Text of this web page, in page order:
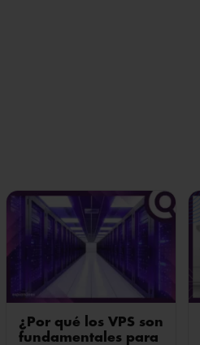
¿Por qué los VPS son
fundamentales para